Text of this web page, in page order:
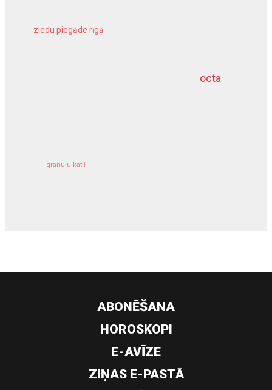
octa
ziedu piegāde rīgā
granulu katli
dziļurbums
ABONĒŠANA
HOROSKOPI
E-AVĪZE
ZIŅAS E-PASTĀ